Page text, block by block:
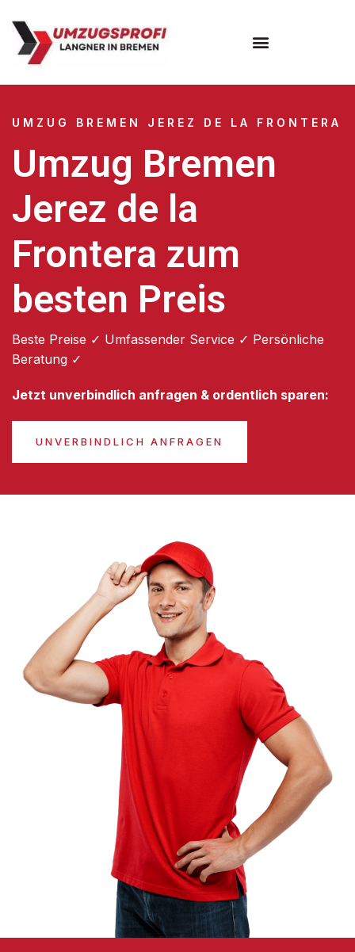
UMZUG BREMEN JEREZ DE LA FRONTERA
Umzug Bremen
Jerez de la
Frontera zum
besten Preis
Beste Preise ✓ Umfassender Service ✓ Persönliche
Beratung ✓
Jetzt unverbindlich anfragen & ordentlich sparen:
UNVERBINDLICH ANFRAGEN